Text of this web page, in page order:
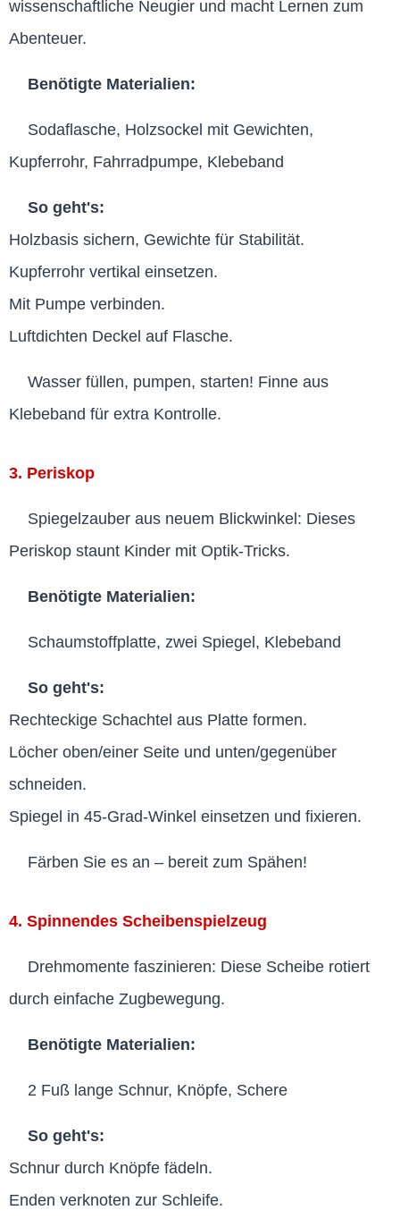
wissenschaftliche Neugier und macht Lernen zum
Abenteuer.
Benötigte Materialien:
Sodaflasche, Holzsockel mit Gewichten,
Kupferrohr, Fahrradpumpe, Klebeband
So geht's:
Holzbasis sichern, Gewichte für Stabilität.
Kupferrohr vertikal einsetzen.
Mit Pumpe verbinden.
Luftdichten Deckel auf Flasche.
Wasser füllen, pumpen, starten! Finne aus
Klebeband für extra Kontrolle.
3. Periskop
Spiegelzauber aus neuem Blickwinkel: Dieses
Periskop staunt Kinder mit Optik-Tricks.
Benötigte Materialien:
Schaumstoffplatte, zwei Spiegel, Klebeband
So geht's:
Rechteckige Schachtel aus Platte formen.
Löcher oben/einer Seite und unten/gegenüber
schneiden.
Spiegel in 45-Grad-Winkel einsetzen und fixieren.
Färben Sie es an – bereit zum Spähen!
4. Spinnendes Scheibenspielzeug
Drehmomente faszinieren: Diese Scheibe rotiert
durch einfache Zugbewegung.
Benötigte Materialien:
2 Fuß lange Schnur, Knöpfe, Schere
So geht's:
Schnur durch Knöpfe fädeln.
Enden verknoten zur Schleife.